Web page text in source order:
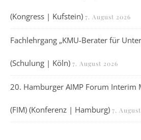
(Kongress | Kufstein) 7. August 2026
Fachlehrgang „KMU-Berater für
(Schulung | Köln) 7. August 2026
20. Hamburger AIMP Forum Interim
(FIM) (Konferenz | Hamburg) 7.